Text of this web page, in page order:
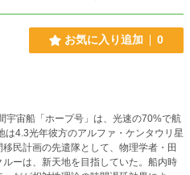
もなりました。 以上のような考
想が、この小説につながっていると思い
お気に入り追加 0
宇宙船「ホープ号」は、光速の70%で航
は4.3光年彼方のアルファ・ケンタウリ星
民計画の先遣隊として、物理学者・田
ーは、新天地を目指していた。船内時